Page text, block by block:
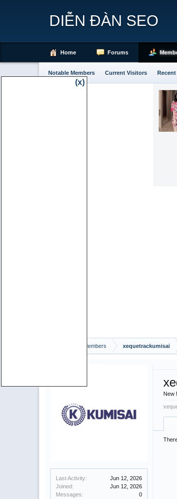
Members xequetrackumisai
Last Activity:
Jun 12, 2026
Joined:
Jun 12, 2026
Messages:
0
New
DIỄN ĐÀN SEO
Home Forums
Notable Members Current Visitors
(x)